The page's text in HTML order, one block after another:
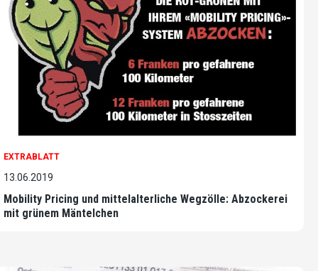
EXTRABLATT
13.06.2019
Mobility Pricing und mittelalterliche Wegzölle: Abzockerei
mit grünem Mäntelchen